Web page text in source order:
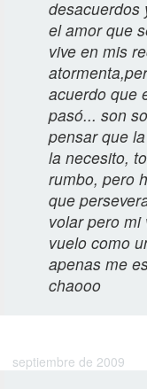
desacuerdos
el amor que
vive en mis
acuerdo que
pasó... son
pensar que
la necesito,
rumbo, pero
que
volar pero mi
vuelo como
apenas me
chaooo
septiembre de 2009